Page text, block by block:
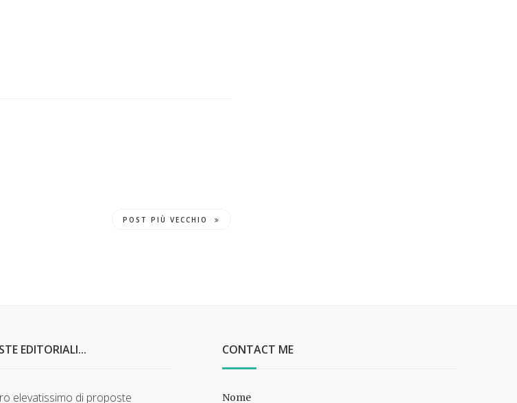
POST PIÙ VECCHIO
EDITORIALI...
elevatissimo di proposte
CONTACT ME
Nome